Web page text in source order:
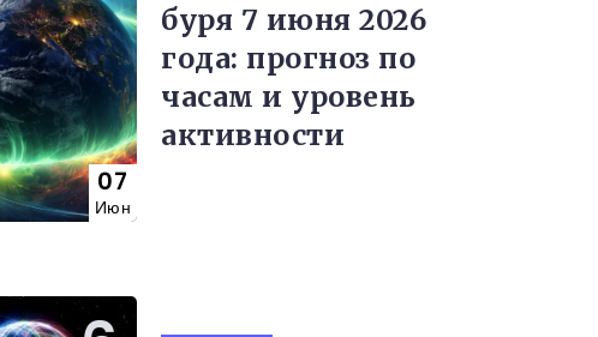
07
Июн
буря 7 июня 2026
года: прогноз по
часам и уровень
активности